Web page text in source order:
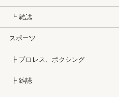
┗ 雑誌
スポーツ
┣ プロレス、ボクシング
┣ 雑誌